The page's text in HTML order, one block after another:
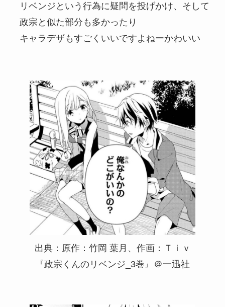
リベンジという行為に疑問を投げかけ、そして
政宗と似た部分も多かったり
キャラデザもすごくいいですよねーかわいい
出典：原作：竹岡 葉月、作画：Ｔｉｖ
『政宗くんのリベンジ_3巻』＠一迅社